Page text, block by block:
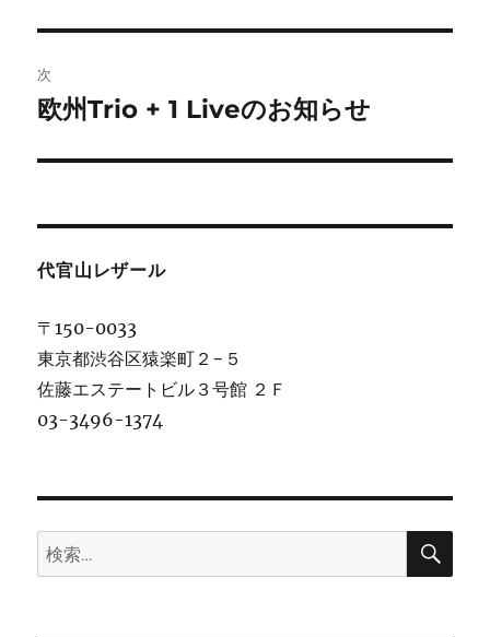
シ
次
次
投
欧州Trio + 1 Liveのお知らせ
代官山レザール
〒150-0033
東京都渋谷区猿楽町２−５
佐藤エステートビル３号館 ２Ｆ
03-3496-1374
検
索:
検